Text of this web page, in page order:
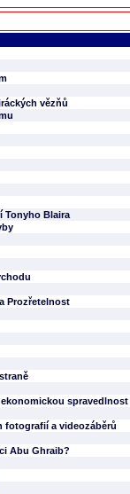
vězňů
Tonyho Blaira
Prozřetelnost
spravedlnost
fotografií a videozáběrů
Abu Ghraib?